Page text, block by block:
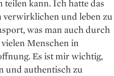
kann. Ich hatte das
verwirklichen und leben zu
was man auch durch
Menschen in
Es ist mir wichtig,
und authentisch zu